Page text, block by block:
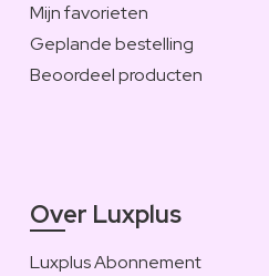
Mijn favorieten
Geplande bestelling
Beoordeel producten
Over Luxplus
Luxplus Abonnement